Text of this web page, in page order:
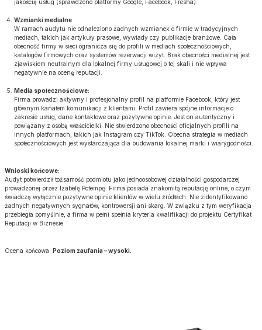
jakością usług (sprawdzono platformy Google, Facebook, Fresha).
Wzmianki medialne
W ramach audytu nie odnaleziono żadnych wzmianek o firmie w tradycyjnych
mediach, takich jak artykuły prasowe, wywiady czy publikacje branżowe. Cała
obecność firmy w sieci ogranicza się do profili w mediach społecznościowych,
katalogów firmowych oraz systemów rezerwacji wizyt. Brak obecności medialnej jest
zjawiskiem neutralnym dla lokalnej firmy usługowej o tej skali i nie wpływa
negatywnie na ocenę reputacji.
Media społecznościowe:
Firma prowadzi aktywny i profesjonalny profil na platformie Facebook, który jest
głównym kanałem komunikacji z klientami. Profil zawiera spójne informacje o
zakresie usług, dane kontaktowe oraz pozytywne opinie. Jest on autentyczny i
powiązany z osobą właścicielki. Nie stwierdzono obecności oficjalnych profili na
innych platformach, takich jak Instagram czy TikTok. Obecna strategia w mediach
społecznościowych jest wystarczająca dla budowania lokalnej marki i wiarygodności.
Wnioski końcowe:
Audyt potwierdził tożsamość podmiotu jako jednoosobowej działalności gospodarczej
prowadzonej przez Izabelę Potempę. Firma posiada znakomitą reputację online, o czym
świadczą wyłącznie pozytywne opinie klientów w wielu źródłach. Nie zidentyfikowano
żadnych negatywnych sygnałów, kontrowersji ani skarg. W związku z tym weryfikacja
przebiegła pomyślnie, a firma w pełni spełnia kryteria kwalifikacji do projektu Certyfikat
Reputacji w Biznesie.
Ocena końcowa: Poziom zaufania – wysoki.